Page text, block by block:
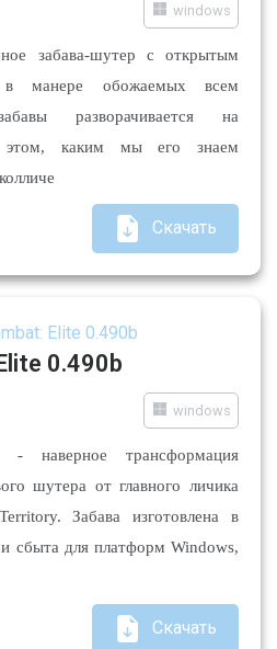
windows
забава-шутер с открытым
в манере обожаемых всем
разворачивается на
этом, каким мы его знаем
Скачать
0.490b
windows
наверное трансформация
шутера от главного личика
Забава изготовлена в
сбыта для платформ Windows,
Скачать